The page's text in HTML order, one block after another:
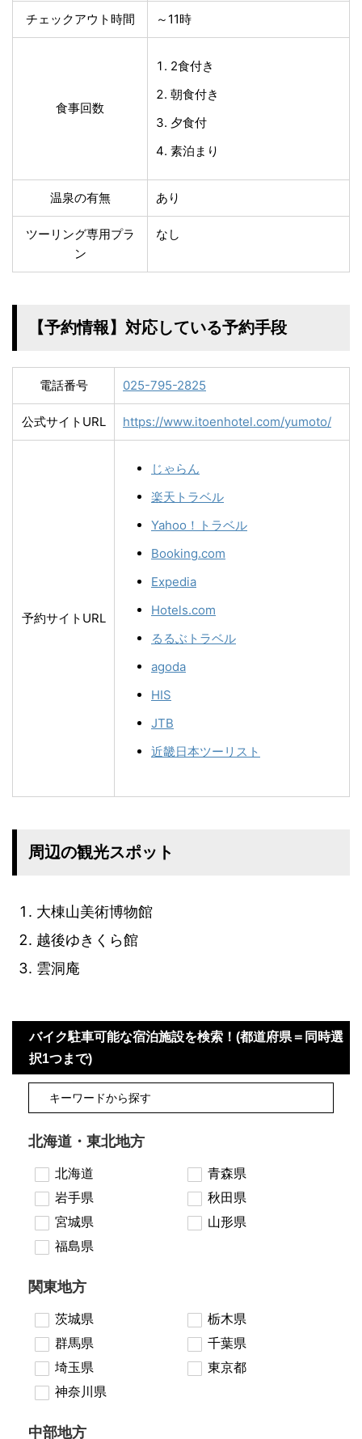
チェックアウト時間 ～11時
食事回数
2食付き
朝食付き
夕食付
素泊まり
温泉の有無 あり
ツーリング専用プラ
ン
なし
【予約情報】対応している予約手段
電話番号 025-795-2825
公式サイトURL https://www.itoenhotel.com/yumoto/
予約サイトURL
じゃらん
楽天トラベル
Yahoo！トラベル
Booking.com
Expedia
Hotels.com
るるぶトラベル
agoda
HIS
JTB
近畿日本ツーリスト
周辺の観光スポット
大棟山美術博物館
越後ゆきくら館
雲洞庵
バイク駐車可能な宿泊施設を検索！(都道府県＝同時選
択1つまで)
北海道・東北地方
北海道
青森県
岩手県
秋田県
宮城県
山形県
福島県
関東地方
茨城県
栃木県
群馬県
千葉県
埼玉県
東京都
神奈川県
中部地方